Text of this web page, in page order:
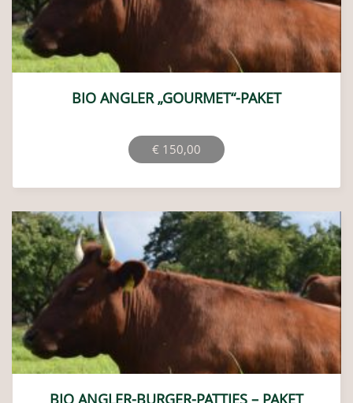
BIO ANGLER „GOURMET“-PAKET
€ 150,00
BIO ANGLER-BURGER-PATTIES – PAKET